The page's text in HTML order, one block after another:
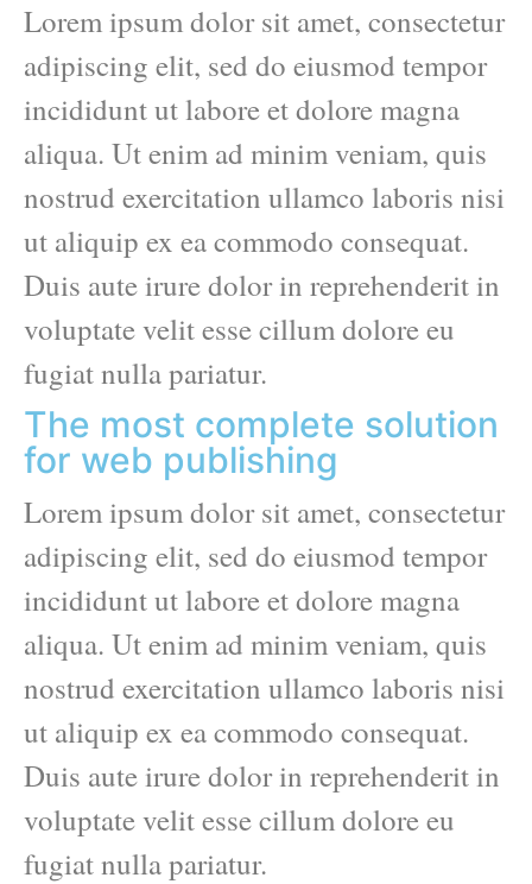
Lorem ipsum dolor sit amet, consectetur
adipiscing elit, sed do eiusmod tempor
incididunt ut labore et dolore magna
aliqua. Ut enim ad minim veniam, quis
nostrud exercitation ullamco laboris nisi
ut aliquip ex ea commodo consequat.
Duis aute irure dolor in reprehenderit in
voluptate velit esse cillum dolore eu
fugiat nulla pariatur.
The most complete solution
for web publishing
Lorem ipsum dolor sit amet, consectetur
adipiscing elit, sed do eiusmod tempor
incididunt ut labore et dolore magna
aliqua. Ut enim ad minim veniam, quis
nostrud exercitation ullamco laboris nisi
ut aliquip ex ea commodo consequat.
Duis aute irure dolor in reprehenderit in
voluptate velit esse cillum dolore eu
fugiat nulla pariatur.